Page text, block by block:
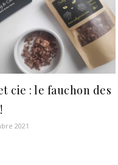
cie : le fauchon des
2021